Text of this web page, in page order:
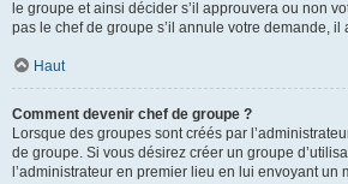
le groupe et ainsi décider s’il approuvera ou non
pas le chef de groupe s’il annule votre demande, il
Haut
Comment devenir chef de groupe ?
Lorsque des groupes sont créés par
de groupe. Si vous désirez créer un groupe
l’administrateur en premier lieu en lui envoyant un